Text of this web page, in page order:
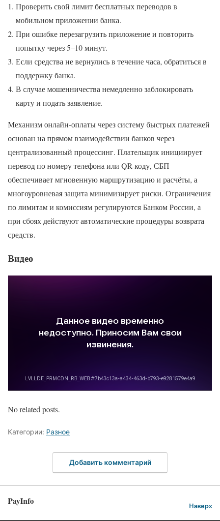
Проверить свой лимит бесплатных переводов в
мобильном приложении банка.
При ошибке перезагрузить приложение и повторить
попытку через 5–10 минут.
Если средства не вернулись в течение часа, обратиться в
поддержку банка.
В случае мошенничества немедленно заблокировать
карту и подать заявление.
Механизм онлайн-оплаты через систему быстрых платежей
основан на прямом взаимодействии банков через
централизованный процессинг. Плательщик инициирует
перевод по номеру телефона или QR-коду, СБП
обеспечивает мгновенную маршрутизацию и расчёты, а
многоуровневая защита минимизирует риски. Ограничения
по лимитам и комиссиям регулируются Банком России, а
при сбоях действуют автоматические процедуры возврата
средств.
Видео
No related posts.
Категории: Разное
Добавить комментарий
PayInfo Наверх